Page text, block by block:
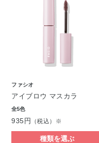
ファシオ
アイブロウ マスカラ
全5色
935円 （税込）※
種類を選ぶ